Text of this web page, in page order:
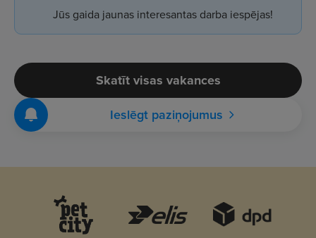
Jūs gaida jaunas interesantas darba iespējas!
Skatīt visas vakances
Ieslēgt paziņojumus